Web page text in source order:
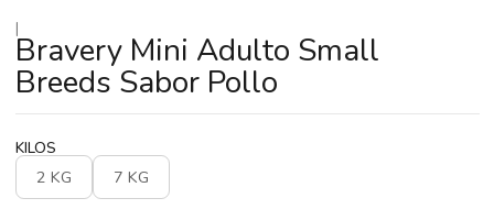
|
Bravery Mini Adulto Small
Breeds Sabor Pollo
KILOS
2 KG 7 KG